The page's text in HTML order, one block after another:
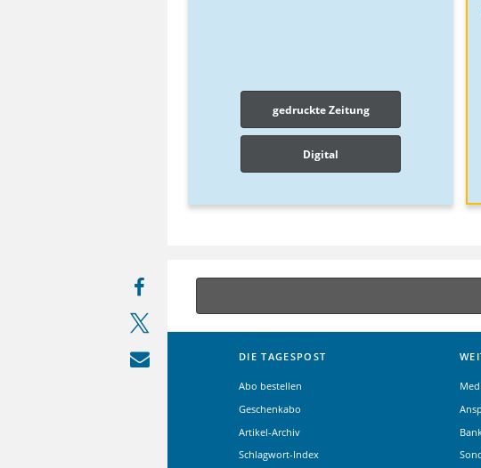
gedruckte Zeitung
Digital
DIE TAGESPOST
Abo bestellen
Geschenkabo
Artikel-Archiv
Schlagwort-Index